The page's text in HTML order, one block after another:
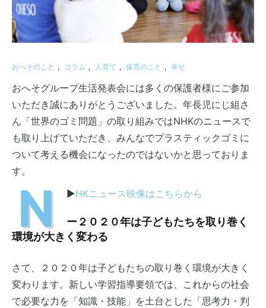
おへそのこと , コラム , 人育て , 保育のこと , 幸せ
おへそグループ生活発表会には多くの保護者様にご参加
いただき誠にありがとうございました。年長児にじ組さ
ん「世界のゴミ問題」の取り組みではNHKのニュースで
も取り上げていただき、みんなでプラスティックゴミに
ついて考える機会になったのではないかと思っておりま
す。
▶
N HKニュース映像はこちらから
ー２０２０年は子どもたちを取り巻く
環境が大きく変わる
さて、２０２０年は子どもたちの取り巻く環境が大きく
変わります。新しい学習指導要領では、これからの社会
で必要な力を「知識・技能」を土台とした「思考力・判